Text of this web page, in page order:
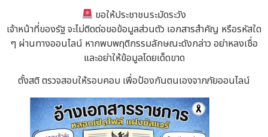
ขอให้ประชาชนระมัดระวัง
เจ้าหน้าที่ของรัฐ จะไม่ติดต่อขอข้อมูลส่วนตัว เอกสารสำคัญ หรือรหัสใด
ๆ ผ่านทางออนไลน์ หากพบพฤติกรรมลักษณะดังกล่าว อย่าหลงเชื่อ
และอย่าให้ข้อมูลโดยเด็ดขาด
ตั้งสติ ตรวจสอบให้รอบคอบ เพื่อป้องกันตนเองจากภัยออนไลน์